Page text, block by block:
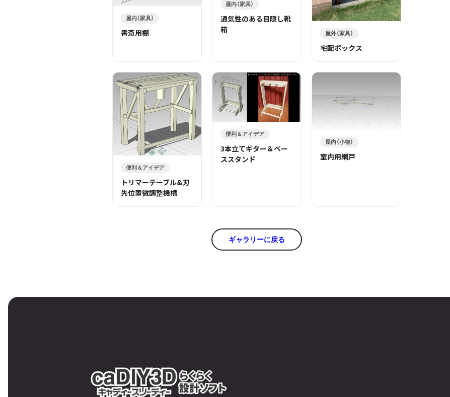
屋内（家具）
書斎用棚
屋内（家具）
通気性のある目隠し靴
箱
屋外（家具）
宅配ボックス
便利＆アイデア
トリマーテーブル&刃
先位置微調整機構
便利＆アイデア
3本立てギター＆ベー
ススタンド
屋内（小物）
室内用網戸
ギャラリーに戻る